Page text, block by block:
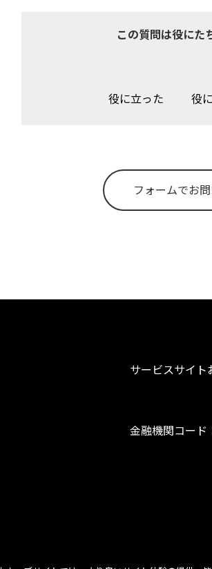
この質問は役にた
役に立った 役
フォームでお
サービスサイト
金融機関コー